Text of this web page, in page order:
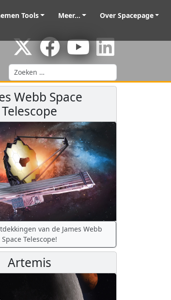
Tools Meer... Over Spacepage
Zoeken
Webb Space
Telescope
van de James Webb
Space Telescope!
Artemis